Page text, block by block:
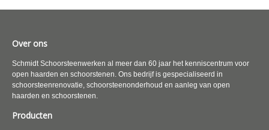
Over ons
Schmidt Schoorsteenwerken al meer dan 60 jaar het kenniscentrum voor
open haarden en schoorstenen. Ons bedrijf is gespecialiseerd in
schoorsteenrenovatie, schoorsteenonderhoud en aanleg van open
haarden en schoorstenen.
Producten